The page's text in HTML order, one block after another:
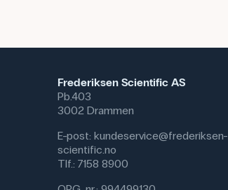
Frederiksen Scientific AS
Pb.403
3002 Drammen
E-post: kundeservice@frederiksen-
scientific.no
Tlf.: 7158 8900